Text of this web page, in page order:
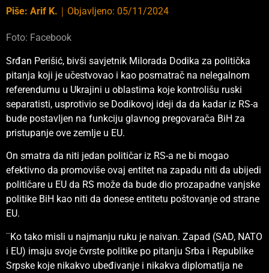
Piše: Arif K. Objavljeno: 05/11/2024
Foto: Facebook
Srđan Perišić, bivši savjetnik Milorada Dodika za politička
pitanja koji je učestvovao i kao posmatrač na nelegalnom
referendumu u Ukrajini u oblastima koje kontrolišu ruski
separatisti, usprotivio se Dodikovoj ideji da da kadar iz RS-a
bude postavljen na funkciju glavnog pregovarača BiH za
pristupanje ove zemlje u EU.
On smatra da niti jedan političar iz RS-a ne bi mogao
efektivno da promoviše ovaj entitet na zapadu niti da ubijedi
političare u EU da RS može da bude dio prozapadne vanjske
politike BiH kao niti da donese entitetu poštovanje od strane
EU.
¨Ko tako misli u najmanju ruku je naivan. Zapad (SAD, NATO
i EU) imaju svoje čvrste politike po pitanju Srba i Republike
Srpske koje nikakvo ubeđivanje i nikakva diplomatija ne